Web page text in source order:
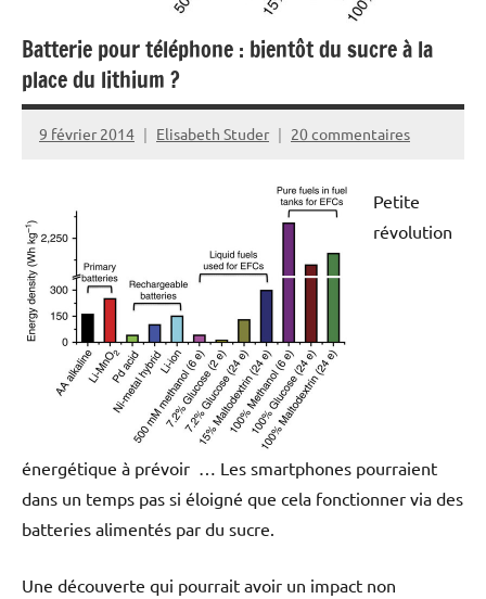
Batterie pour téléphone : bientôt du sucre à la
place du lithium ?
9 février 2014 Elisabeth Studer 20 commentaires
Petite
révolution
énergétique à prévoir … Les smartphones pourraient
dans un temps pas si éloigné que cela fonctionner via des
batteries alimentés par du sucre.
Une découverte qui pourrait avoir un impact non